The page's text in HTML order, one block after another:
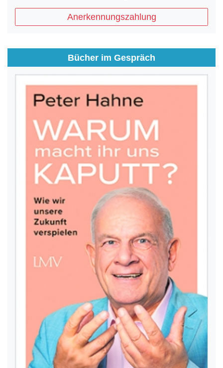
Anerkennungszahlung
Bücher im Gespräch